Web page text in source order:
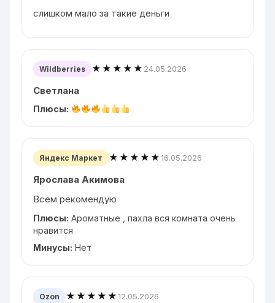
слишком мало за такие деньги
Wildberries ★★★★★ 24.05.2026
Светлана
Плюсы:
Яндекс Маркет ★★★★★16.05.2026
Ярослава Акимова
Всем рекомендую
Плюсы: Ароматные , пахла вся комната очень
нравится
Минусы: Нет
Ozon ★★★★★12.05.2026